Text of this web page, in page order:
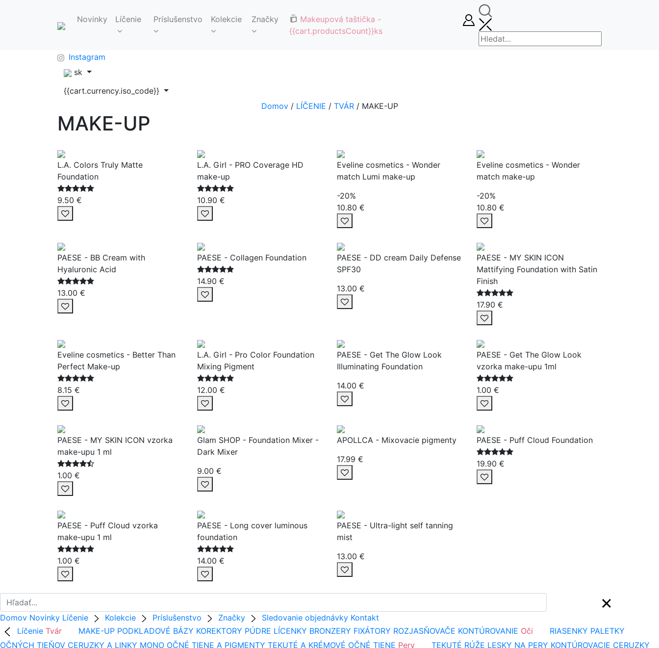
Novinky
Líčenie Príslušenstvo Kolekcie Značky Makeupová taštička -
{{cart.productsCount}}ks
FAQ
info@makeupbag.sk
Instagram
sk
{{cart.currency.iso_code}}
Domov/ LÍČENIE / TVÁR/ MAKE-UP
MAKE-UP
L.A. Colors Truly Matte
Foundation
9.50 €
L.A. Girl - PRO Coverage HD
make-up
10.90 €
Eveline cosmetics - Wonder
match Lumi make-up
-20%
10.80 €
Eveline cosmetics - Wonder
match make-up
-20%
10.80 €
PAESE - BB Cream with
Hyaluronic Acid
13.00 €
PAESE - Collagen Foundation
14.90 €
PAESE - DD cream Daily Defense
SPF30
13.00 €
PAESE - MY SKIN ICON
Mattifying Foundation with Satin
Finish
17.90 €
Eveline cosmetics - Better Than
Perfect Make-up
8.15 €
L.A. Girl - Pro Color Foundation
Mixing Pigment
12.00 €
PAESE - Get The Glow Look
Illuminating Foundation
14.00 €
PAESE - Get The Glow Look
vzorka make-upu 1ml
1.00 €
PAESE - MY SKIN ICON vzorka
make-upu 1 ml
1.00 €
Glam SHOP - Foundation Mixer -
Dark Mixer
9.00 €
APOLLCA - Mixovacie pigmenty
17.99 €
PAESE - Puff Cloud Foundation
19.90 €
PAESE - Puff Cloud vzorka
make-upu 1 ml
1.00 €
PAESE - Long cover luminous
foundation
14.00 €
PAESE - Ultra-light self tanning
mist
13.00 €
Domov Novinky Líčenie Kolekcie Príslušenstvo Značky Sledovanie objednávky Kontakt
Líčenie Tvár MAKE-UP PODKLADOVÉ BÁZY KOREKTORY PÚDRE LÍCENKY BRONZERY FIXÁTORY ROZJASŇOVAČE KONTÚROVANIE Oči RIASENKY PALETKY
OČNÝCH TIEŇOV CERUZKY A LINKY MONO OČNÉ TIENE A PIGMENTY TEKUTÉ A KRÉMOVÉ OČNÉ TIENE Pery TEKUTÉ RÚŽE LESKY NA PERY KONTÚROVACIE CERUZKY